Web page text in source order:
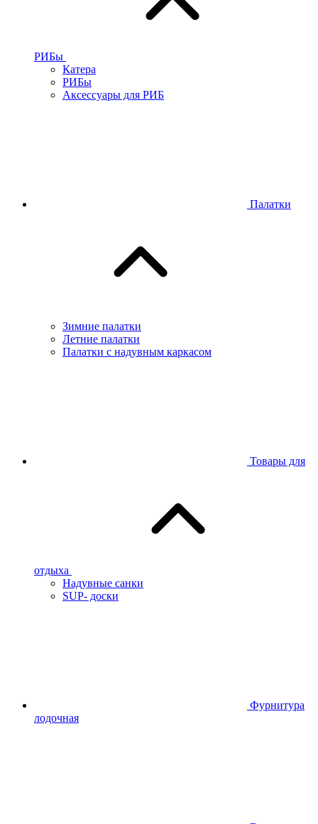
РИБы
Катера
РИБы
Аксессуары для РИБ
Палатки
Зимние палатки
Летние палатки
Палатки с надувным каркасом
Товары для
отдыха
Надувные санки
SUP- доски
Фурнитура
лодочная